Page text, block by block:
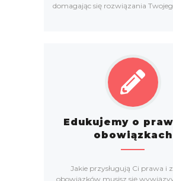
domagając się rozwiązania
Edukujemy o
obowiązkach
Jakie przysługują Ci prawa i
obowiązków musisz się